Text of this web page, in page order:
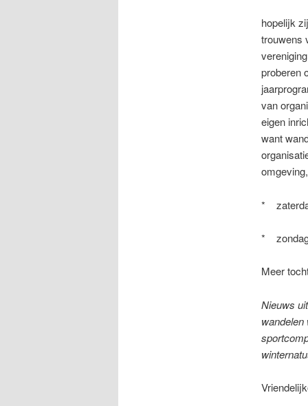
hopelijk
trouwens
proberen
van
eigen
want
*
* zondag
Meer
Nieuws